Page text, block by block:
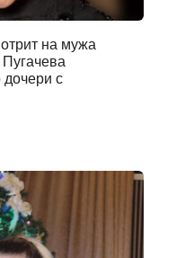
на мужа
с